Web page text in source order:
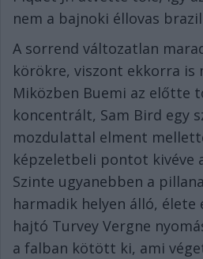
nem a bajnoki éllovas
A sorrend változatlan
körökre, viszont ekkorra is
Miközben Buemi az előtte
koncentrált, Sam Bird egy
mozdulattal elment
képzeletbeli pontot kivéve
Szinte ugyanebben a
harmadik helyen álló, élete
hajtó Turvey Vergne
a falban kötött ki, ami